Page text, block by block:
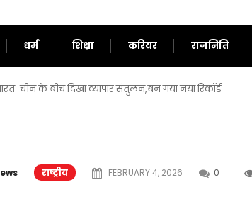
धर्म शिक्षा करियर राजनिति
चीन के बीच दिखा व्यापार संतुलन,बन गया नया रिकॉर्ड
राष्ट्रीय FEBRUARY 4, 2026 0